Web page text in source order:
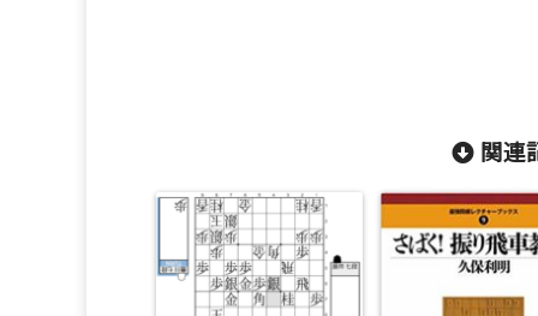
関連